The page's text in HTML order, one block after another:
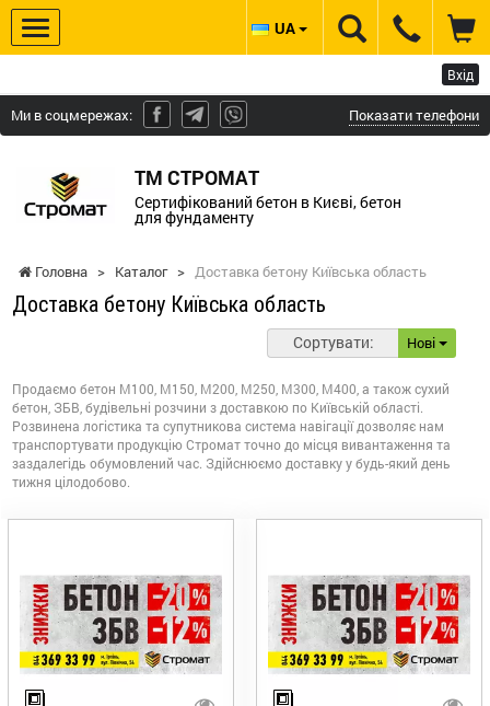
Вхід
Ми в соцмережах: Показати телефони
ТМ СТРОМАТ
Сертифікований бетон в Києві, бетон
для фундаменту
UA
Головна > Каталог > Доставка бетону Київська область
Доставка бетону Київська область
Сортувати: Нові
Продаємо бетон М100, М150, М200, М250, М300, М400, а також сухий
бетон, ЗБВ, будівельні розчини з доставкою по Київській області.
Розвинена логістика та супутникова система навігації дозволяє нам
транспортувати продукцію Стромат точно до місця вивантаження та
заздалегідь обумовлений час. Здійснюємо доставку у будь-який день
тижня цілодобово.